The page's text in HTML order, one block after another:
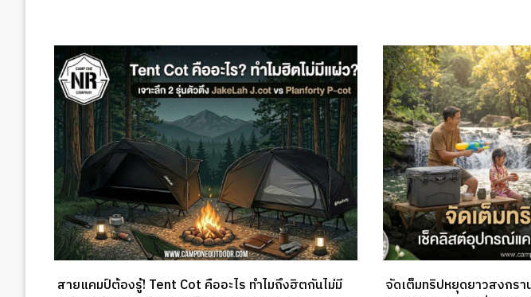
สายแคมป์ต้องรู้! Tent Cot คืออะไร ทำไมถึงฮิตกันไม่มี
จัดเต็มทริปหยุดยาวสงกร